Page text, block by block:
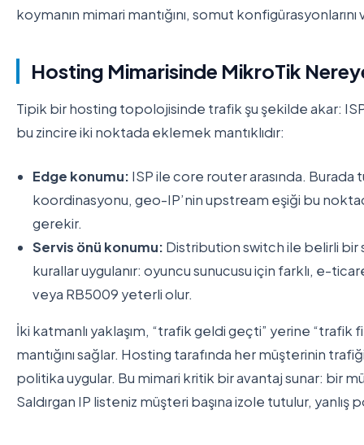
koymanın mimari mantığını, somut
Hosting Mimarisinde MikroTik
Tipik bir hosting topolojisinde trafik şu şekilde akar:
bu zincire iki noktada eklemek mantıklıdır:
Edge konumu: ISP ile core router arasında.
koordinasyonu, geo-IP’nin upstream eşiği bu
gerekir.
Servis önü konumu: Distribution switch ile belirli bir
kurallar uygulanır: oyuncu sunucusu için farklı, e-
veya RB5009 yeterli olur.
İki katmanlı yaklaşım, “trafik geldi geçti” yerine “trafik
mantığını sağlar. Hosting tarafında her müşterinin
politika uygular. Bu mimari kritik bir avantaj sunar: bir
Saldırgan IP listeniz müşteri başına izole tutulur, yanlış